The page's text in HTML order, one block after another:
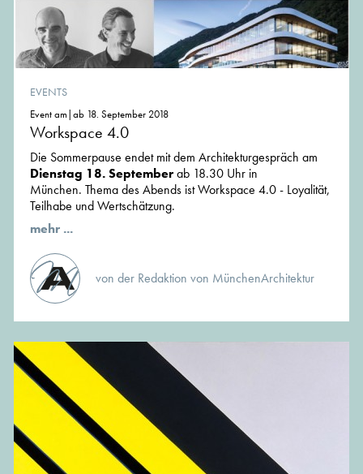
EVENTS
Event am|ab 18. September 2018
Workspace 4.0
Die Sommerpause endet mit dem Architekturgespräch am
Dienstag 18. Septemberab 18.30 Uhr in
München. Thema des Abends ist Workspace 4.0 - Loyalität,
Teilhabe und Wertschätzung.
mehr ...
von der Redaktion von MünchenArchitektur